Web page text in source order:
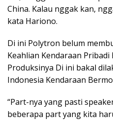
China. Kalau nggak kan,
kata Hariono.
Di ini Polytron belum
Keahlian Kendaraan
Produksinya Di ini bakal
Indonesia Kendaraan
“Part-nya yang pasti
beberapa part yang kita